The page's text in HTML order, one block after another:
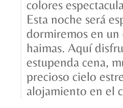
colores
Esta noche será
dormiremos en
haimas. Aquí
estupenda cena,
precioso cielo
alojamiento en el